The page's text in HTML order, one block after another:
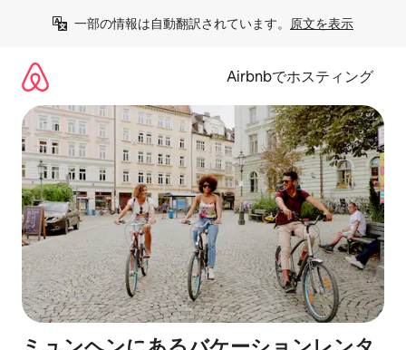
一部の情報は自動翻訳されています。 原文を表示
Airbnbでホスティング